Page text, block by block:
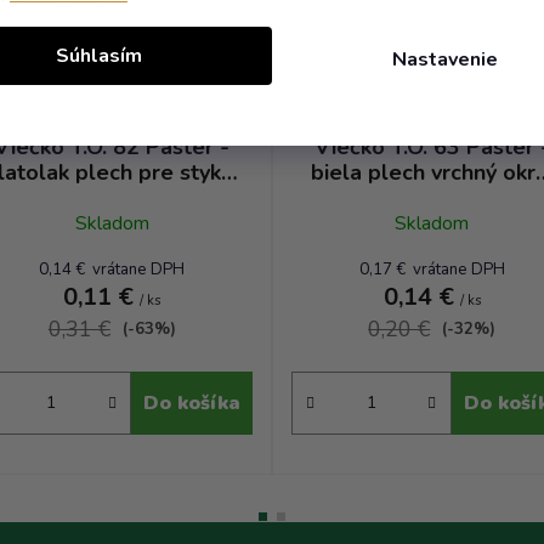
Nastavenie
Súhlasím
T.O. 82 Paster -
plech pre styk s
Skladom
0,14 € vrátane DPH
0,11 €/ ks
0,31 € (-63%)
Do košíka
Viečko T.O. 63 Paster
biela plech vrchný
Skladom
0,17 € vrátane DPH
0,14 € / ks
0,20 € (-32%)
Do